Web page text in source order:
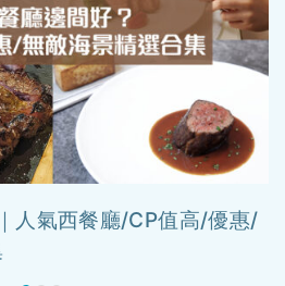
人氣西餐廳/CP值高/優惠/